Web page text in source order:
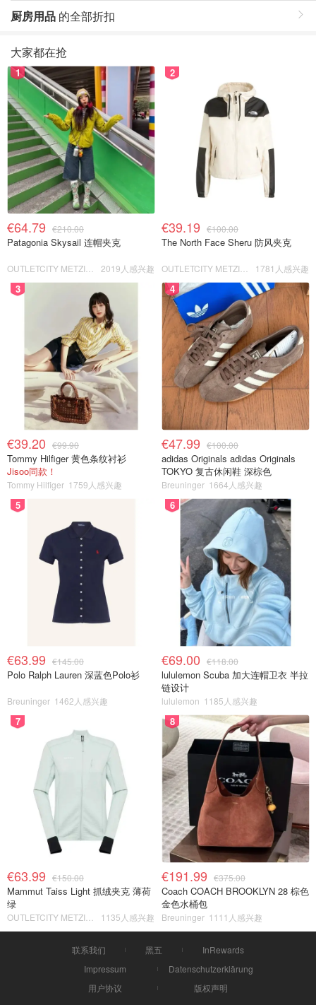
厨房用品 的全部折扣
大家都在抢
1
€64.79 €210.00
Patagonia Skysail 连帽夹克
2019人感兴趣
2
€39.19 €100.00
The North Face Sheru 防风夹克
1781人感兴趣
3
€39.20 €99.90
Tommy Hilfiger 黄色条纹衬衫
Jisoo同款！
Tommy Hilfiger 1759人感兴趣
4
€47.99 €100.00
adidas Originals adidas Originals
TOKYO 复古休闲鞋 深棕色
Breuninger 1664人感兴趣
5
€63.99 €145.00
Polo Ralph Lauren 深蓝色Polo衫
Breuninger 1462人感兴趣
6
€69.00 €118.00
lululemon Scuba 加大连帽卫衣 半拉
链设计
lululemon 1185人感兴趣
7
€63.99 €150.00
Mammut Taiss Light 抓绒夹克 薄荷
绿
1135人感兴趣
8
€191.99 €375.00
Coach COACH BROOKLYN 28 棕色
金色水桶包
Breuninger 1111人感兴趣
联系我们 黑五
InRewards
Impressum
Datenschutzerklärung
用户协议
版权声明